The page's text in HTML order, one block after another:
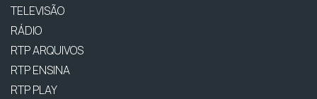
TELEVISÃO
RÁDIO
RTP ARQUIVOS
RTP ENSINA
RTP PLAY